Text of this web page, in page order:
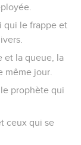
qui le frappe et
et la queue, la
même jour.
prophète qui
ceux qui se